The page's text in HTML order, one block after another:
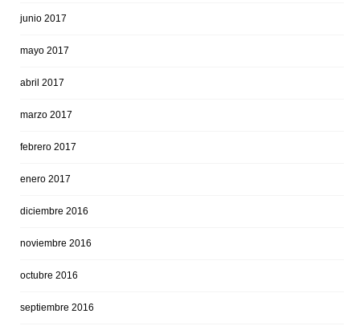
junio 2017
mayo 2017
abril 2017
marzo 2017
febrero 2017
enero 2017
diciembre 2016
noviembre 2016
octubre 2016
septiembre 2016